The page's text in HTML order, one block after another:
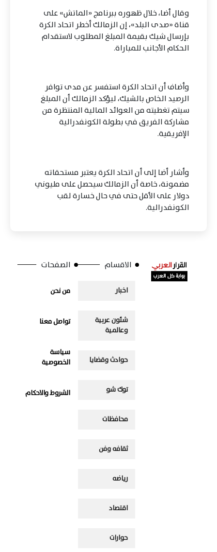
وقال أضا، خلال ظهوره ببرنامج «الماتش» على
قناة «صدى البلد»، إن الزمالك أخطر اتحاد الكرة
بإرسال شيك بقيمة المبلغ المطلوب لاستقدام
الحكام الأجانب للمباراة.
وأضاف أن اتحاد الكرة استفسر عن مدى توافر
الرصيد الخاص بالشيك، ليؤكد الزمالك أن المبلغ
سيتم تغطيته من العوائد المالية المنتظرة من
مشاركة الفريق في بطولة الكونفدرالية
الإفريقية.
وأشار أضا إلى أن اتحاد الكرة يعتبر مستحقاته
مضمونة، خاصة أن الزمالك سيحصل على مليوني
دولار على الأقل حتى في حال خسارة لقب
الكونفدرالية.
الاقسام
اخبار
شئون عربية
وعالمية
حوادث وقضايا
توك شو
محافظات
ثقافه وفن
رياضه
اقتصاد
حوارات
الصفحات
من نحن
تواصل معنا
سياسة
الخصوصية
الشروط والاحكام